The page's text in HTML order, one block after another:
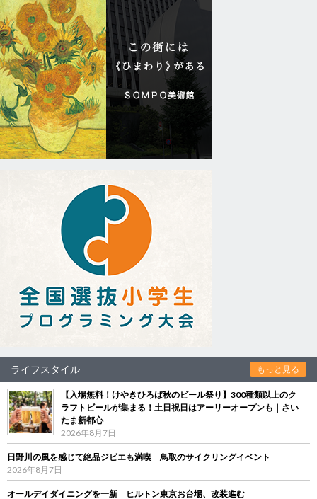
ライフスタイル もっと見る
【入場無料！けやきひろば秋のビール祭り】300種類以上のク
ラフトビールが集まる！土日祝日はアーリーオープンも｜さい
たま新都心
2026年8月7日
日野川の風を感じて絶品ジビエも満喫 鳥取のサイクリングイベント
2026年8月7日
オールデイダイニングを一新 ヒルトン東京お台場、改装進む